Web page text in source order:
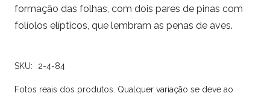
formação das folhas, com dois pares de pinas com
folíolos elípticos, que lembram as penas de aves.
SKU: 2-4-84
Fotos reais dos produtos. Qualquer variação se deve ao